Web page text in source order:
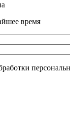
время